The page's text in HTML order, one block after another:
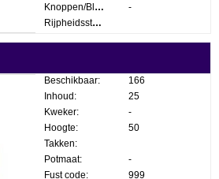
Knoppen/Bloemen:
-
Rijpheidsstadium:
Beschikbaar:
166
Inhoud:
25
Kweker:
-
Hoogte:
50
Takken:
Potmaat:
-
Fust code:
999